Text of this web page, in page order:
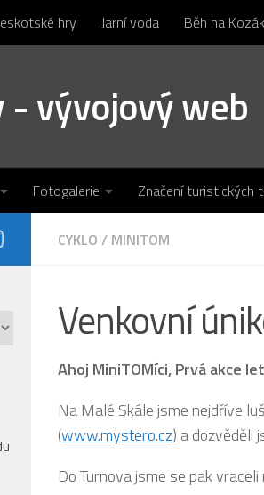
hry Jarní voda Běh na
- vývojový web
Fotogalerie Značení turistických
CYKLO / MINITOM
Venkovní
Ahoj MiniTOMíci, Prvá akce
Na Malé Skále jsme nejdříve
(www.mystero.cz) a dozvěděli
Do Turnova jsme se pak